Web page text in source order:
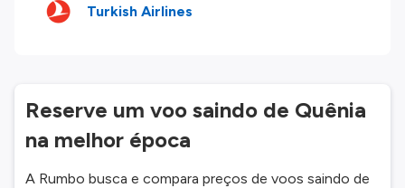
Turkish Airlines
Reserve um voo saindo de Quênia
na melhor época
A Rumbo busca e compara preços de voos saindo de